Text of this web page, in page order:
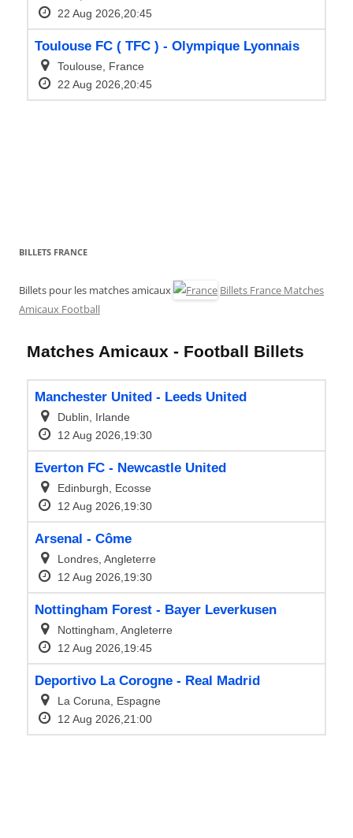
BILLETS FRANCE
Billets pour les matches amicaux
Billets France Matches
Amicaux Football